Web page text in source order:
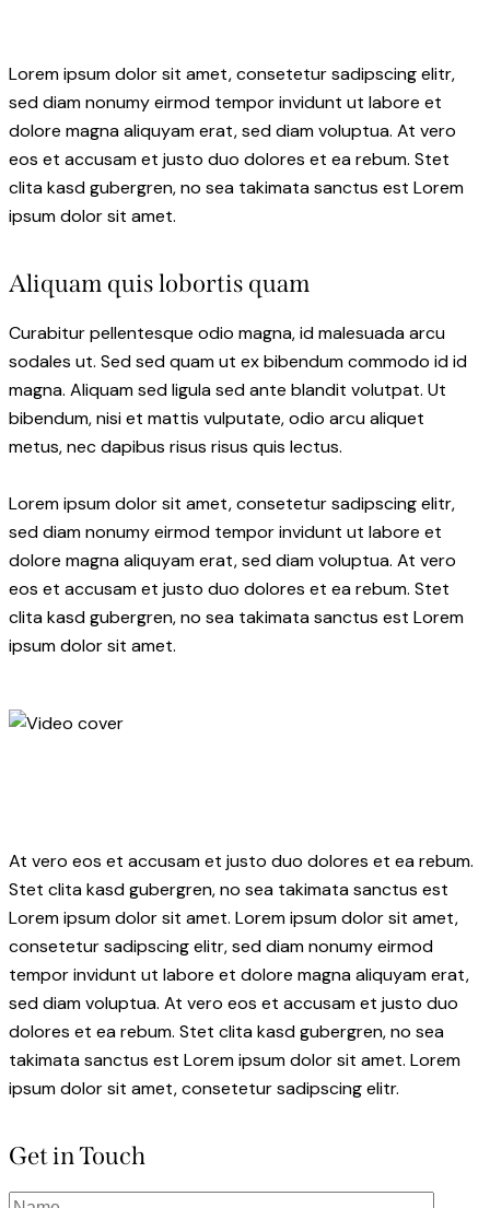
Lorem ipsum dolor sit amet, consetetur sadipscing elitr,
sed diam nonumy eirmod tempor invidunt ut labore et
dolore magna aliquyam erat, sed diam voluptua. At vero
eos et accusam et justo duo dolores et ea rebum. Stet
clita kasd gubergren, no sea takimata sanctus est Lorem
ipsum dolor sit amet.
Aliquam quis lobortis quam
Curabitur pellentesque odio magna, id malesuada arcu
sodales ut. Sed sed quam ut ex bibendum commodo id id
magna. Aliquam sed ligula sed ante blandit volutpat. Ut
bibendum, nisi et mattis vulputate, odio arcu aliquet
metus, nec dapibus risus risus quis lectus.
Lorem ipsum dolor sit amet, consetetur sadipscing elitr,
sed diam nonumy eirmod tempor invidunt ut labore et
dolore magna aliquyam erat, sed diam voluptua. At vero
eos et accusam et justo duo dolores et ea rebum. Stet
clita kasd gubergren, no sea takimata sanctus est Lorem
ipsum dolor sit amet.
At vero eos et accusam et justo duo dolores et ea rebum.
Stet clita kasd gubergren, no sea takimata sanctus est
Lorem ipsum dolor sit amet. Lorem ipsum dolor sit amet,
consetetur sadipscing elitr, sed diam nonumy eirmod
tempor invidunt ut labore et dolore magna aliquyam erat,
sed diam voluptua. At vero eos et accusam et justo duo
dolores et ea rebum. Stet clita kasd gubergren, no sea
takimata sanctus est Lorem ipsum dolor sit amet. Lorem
ipsum dolor sit amet, consetetur sadipscing elitr.
Get in Touch